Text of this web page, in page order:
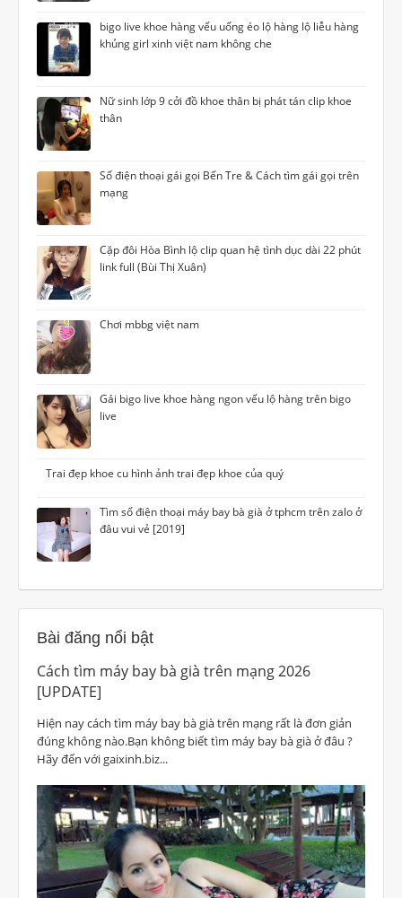
bigo live khoe hàng vếu uống éo lộ hàng lộ liễu hàng
khủng girl xinh việt nam không che
Nữ sinh lớp 9 cởi đồ khoe thân bị phát tán clip khoe
thân
Số điện thoại gái gọi Bến Tre & Cách tìm gái gọi trên
mạng
Cặp đôi Hòa Bình lộ clip quan hệ tình dục dài 22 phút
link full (Bùi Thị Xuân)
Chơi mbbg việt nam
Gái bigo live khoe hàng ngon vếu lộ hàng trên bigo
live
Trai đẹp khoe cu hình ảnh trai đẹp khoe của quý
Tìm số điện thoại máy bay bà già ở tphcm trên zalo ở
đâu vui vẻ [2019]
Bài đăng nổi bật
Cách tìm máy bay bà già trên mạng 2026
[UPDATE]
Hiện nay cách tìm máy bay bà già trên mạng rất là đơn giản
đúng không nào.Bạn không biết tìm máy bay bà già ở đâu ?
Hãy đến với gaixinh.biz...